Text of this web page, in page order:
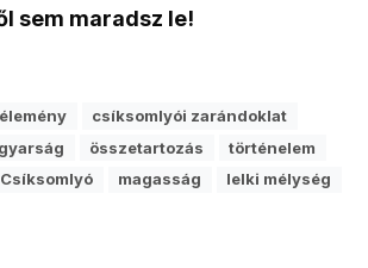
sem maradsz le!
csíksomlyói zarándoklat
összetartozás
történelem
Csíksomlyó magasság
lelki mélység